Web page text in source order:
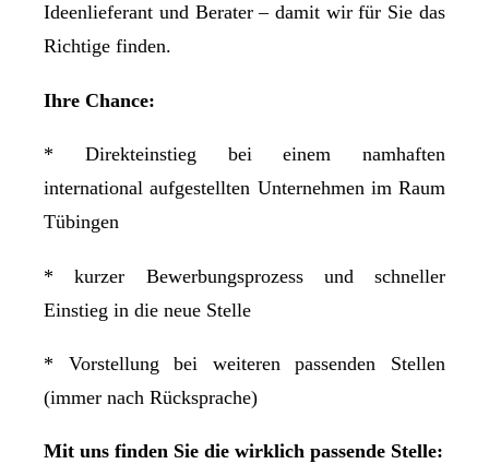
Ideenlieferant und Berater – damit wir für Sie das
Richtige finden.
Ihre Chance:
* Direkteinstieg bei einem namhaften
international aufgestellten Unternehmen im Raum
Tübingen
* kurzer Bewerbungsprozess und schneller
Einstieg in die neue Stelle
* Vorstellung bei weiteren passenden Stellen
(immer nach Rücksprache)
Mit uns finden Sie die wirklich passende Stelle: